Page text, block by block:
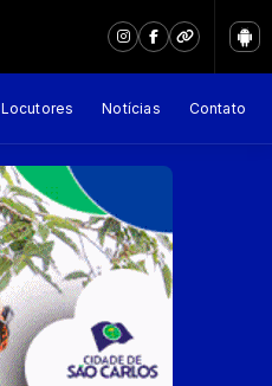
Locutores Notícias Contato